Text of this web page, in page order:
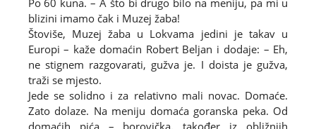
Po 60 kuna. – A što bi drugo bilo na meniju, pa mi u
blizini imamo čak i Muzej žaba!
Štoviše, Muzej žaba u Lokvama jedini je takav u
Europi – kaže domaćin Robert Beljan i dodaje: – Eh,
ne stignem razgovarati, gužva je. I doista je gužva,
traži se mjesto.
Jede se solidno i za relativno mali novac. Domaće.
Zato dolaze. Na meniju domaća goranska peka. Od